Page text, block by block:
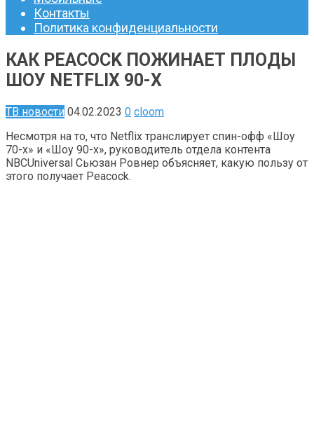
Контакты
Политика конфиденциальности
КАК PEACOCK ПОЖИНАЕТ ПЛОДЫ
ШОУ NETFLIX 90-Х
ТВ новости 04.02.2023 0 cloom
Несмотря на то, что Netflix транслирует спин-офф «Шоу
70-х» и «Шоу 90-х», руководитель отдела контента
NBCUniversal Сьюзан Ровнер объясняет, какую пользу от
этого получает Peacock.